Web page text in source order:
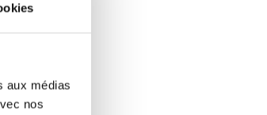
aux médias
nos